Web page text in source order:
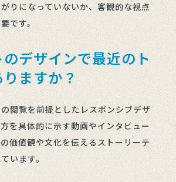
りになっていないか、客観的な視点
です。
デザインで最近のト
ますか？
閲覧を前提としたレスポンシブデザ
を具体的に示す動画やインタビュー
価値観や文化を伝えるストーリーテ
います。